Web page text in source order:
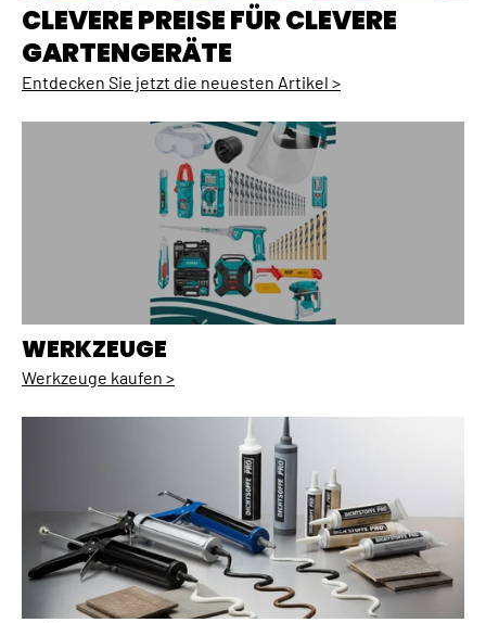
CLEVERE PREISE FÜR CLEVERE
GARTENGERÄTE
Entdecken Sie jetzt die neuesten Artikel >
WERKZEUGE
Werkzeuge kaufen >